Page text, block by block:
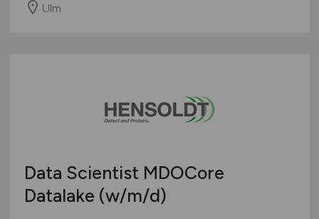
Ulm
Data Scientist MDOCore
Datalake (w/m/d)